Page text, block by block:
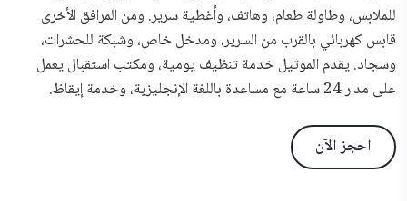
للملابس، وطاولة طعام، وهاتف، وأغطية سرير. ومن المرافق الأخرى
قابس كهربائي بالقرب من السرير، ومدخل خاص، وشبكة للحشرات،
وسجاد. يقدم الموتيل خدمة تنظيف يومية، ومكتب استقبال يعمل
على مدار 24 ساعة مع مساعدة باللغة الإنجليزية، وخدمة إيقاظ.
احجز الآن